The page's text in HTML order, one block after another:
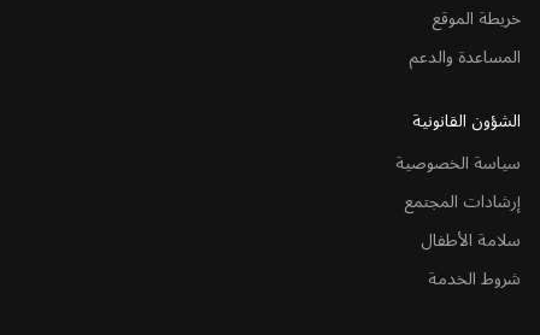
خريطة الموقع
المساعدة والدعم
الشؤون القانونية
سياسة الخصوصية
إرشادات المجتمع
سلامة الأطفال
شروط الخدمة